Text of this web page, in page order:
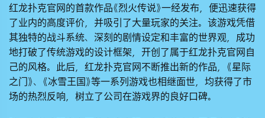
红龙扑克官网 的首款作品《烈火传说》一经发布，便迅速获得
了业内的高度评价，并吸引了大量玩家的关注。该游戏凭借
其独特的战斗系统、深刻的剧情设定和丰富的世界观，成功
地打破了传统游戏的设计框架，开创了属于红龙扑克官网 自
己的风格。此后， 红龙扑克官网 不断推出新的作品，《星际
之门》、《冰雪王国》等一系列游戏也相继面世，均获得了市
场的热烈反响，树立了公司在游戏界的良好口碑。